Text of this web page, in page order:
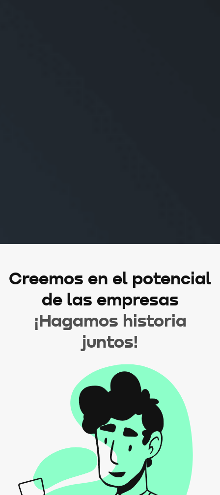
Creemos en el potencial
de las empresas
¡Hagamos historia
juntos!